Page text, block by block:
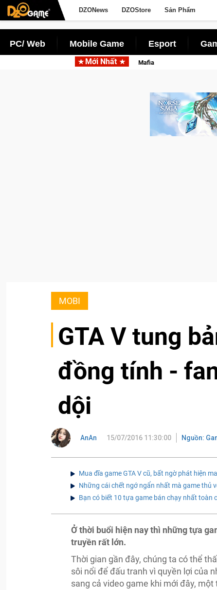
DZONews DZOStore Sản Phẩm
PC/ Web Mobile Game Esport
Mới Nhất
MOBI
GTA V tung
đồng tính -
dội
AnAn 15/07/2016 11:30:00 Nguồn:
Mua đĩa game GTA V cũ, bất ngờ phát hiện
Những cái chết ngớ ngẩn nhất mà game thủ
Bạn có biết 10 tựa game bán chạy nhất toàn
Ở thời buổi hiện nay thì những tựa
truyền rất lớn.
Thời gian gần đây, chúng ta có thể
sôi nổi để đấu tranh vì quyền lợi của
sang cả video game khi mới đây,